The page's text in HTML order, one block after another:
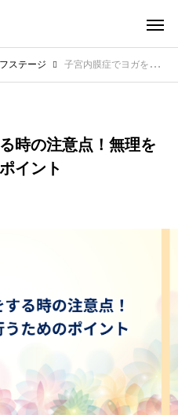
ステージ 子宮内膜症でヨガをする時の注意点！無理をせず安全に行うためのポイント
時の注意点！無理を
イント